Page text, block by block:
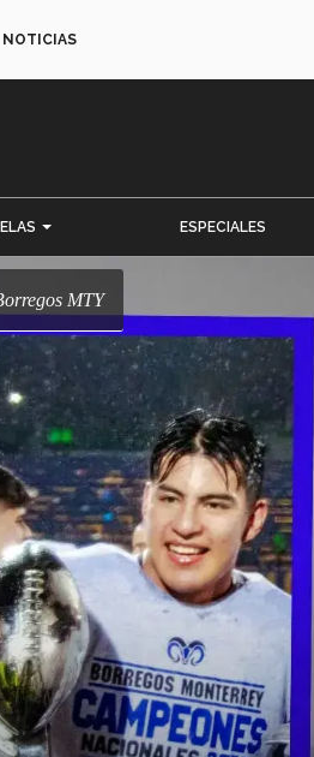
NOTICIAS
ESPECIALES
MTY